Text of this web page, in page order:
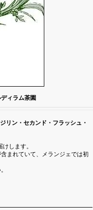
ディラム茶園
リン・セカンド・フラッシュ・
します。
まれていて、メランジェでは初